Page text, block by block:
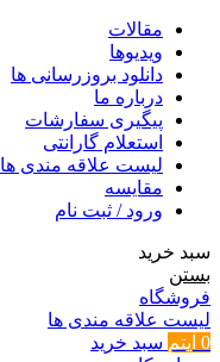
مقالات
ویدیوها
دانلود بروزرسانی ها
درباره ما
پیگیری سفارشات
استعلام گارانتی
لیست علاقه مندی ها
مقایسه
ورود / ثبت نام
سبد خرید
بستن
فروشگاه
لیست علاقه مندی ها
0 آیتم سبد خرید